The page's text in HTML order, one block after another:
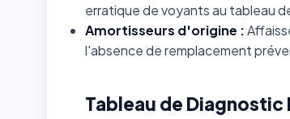
erratique de voyants au tableau
Amortisseurs d'origine :
l'absence de remplacement
Tableau de